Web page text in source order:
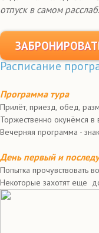
отпуск в самом
Расписание
Программа тура
Прилëт, приезд, обед,
Торжественно окунëмся
Вечерняя программа -
День первый и
Попытка прочувствовать
Некоторые захотят еще